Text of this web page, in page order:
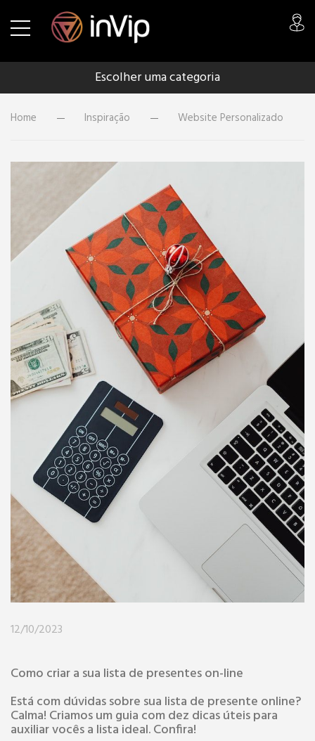
Escolher uma categoria
Home Inspiração Website Personalizado
12/10/2023
Como criar a sua lista de presentes on-line
Está com dúvidas sobre sua lista de presente online?
Calma! Criamos um guia com dez dicas úteis para
auxiliar vocês a lista ideal. Confira!